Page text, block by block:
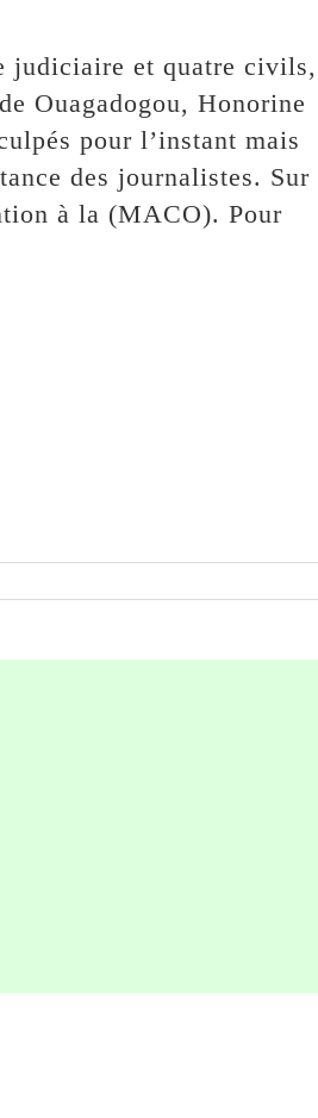
judiciaire et quatre civils,
Ouagadogou, Honorine
pour l’instant mais
des journalistes. Sur
à la (MACO). Pour